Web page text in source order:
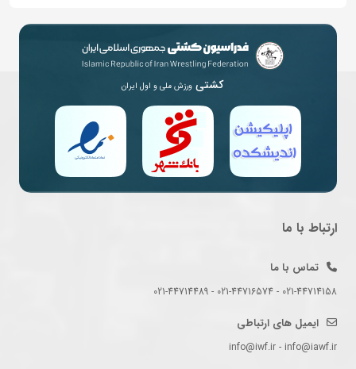
کشتی ورزش ملی و اول ایران
ارتباط با ما
تماس با ما
021-44714158 - 021-44716574 - 021-44714489
ایمیل های ارتباطی
info@iwf.ir - info@iawf.ir